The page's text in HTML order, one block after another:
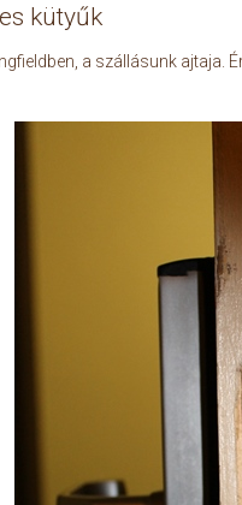
kütyűk
a szállásunk ajtaja.